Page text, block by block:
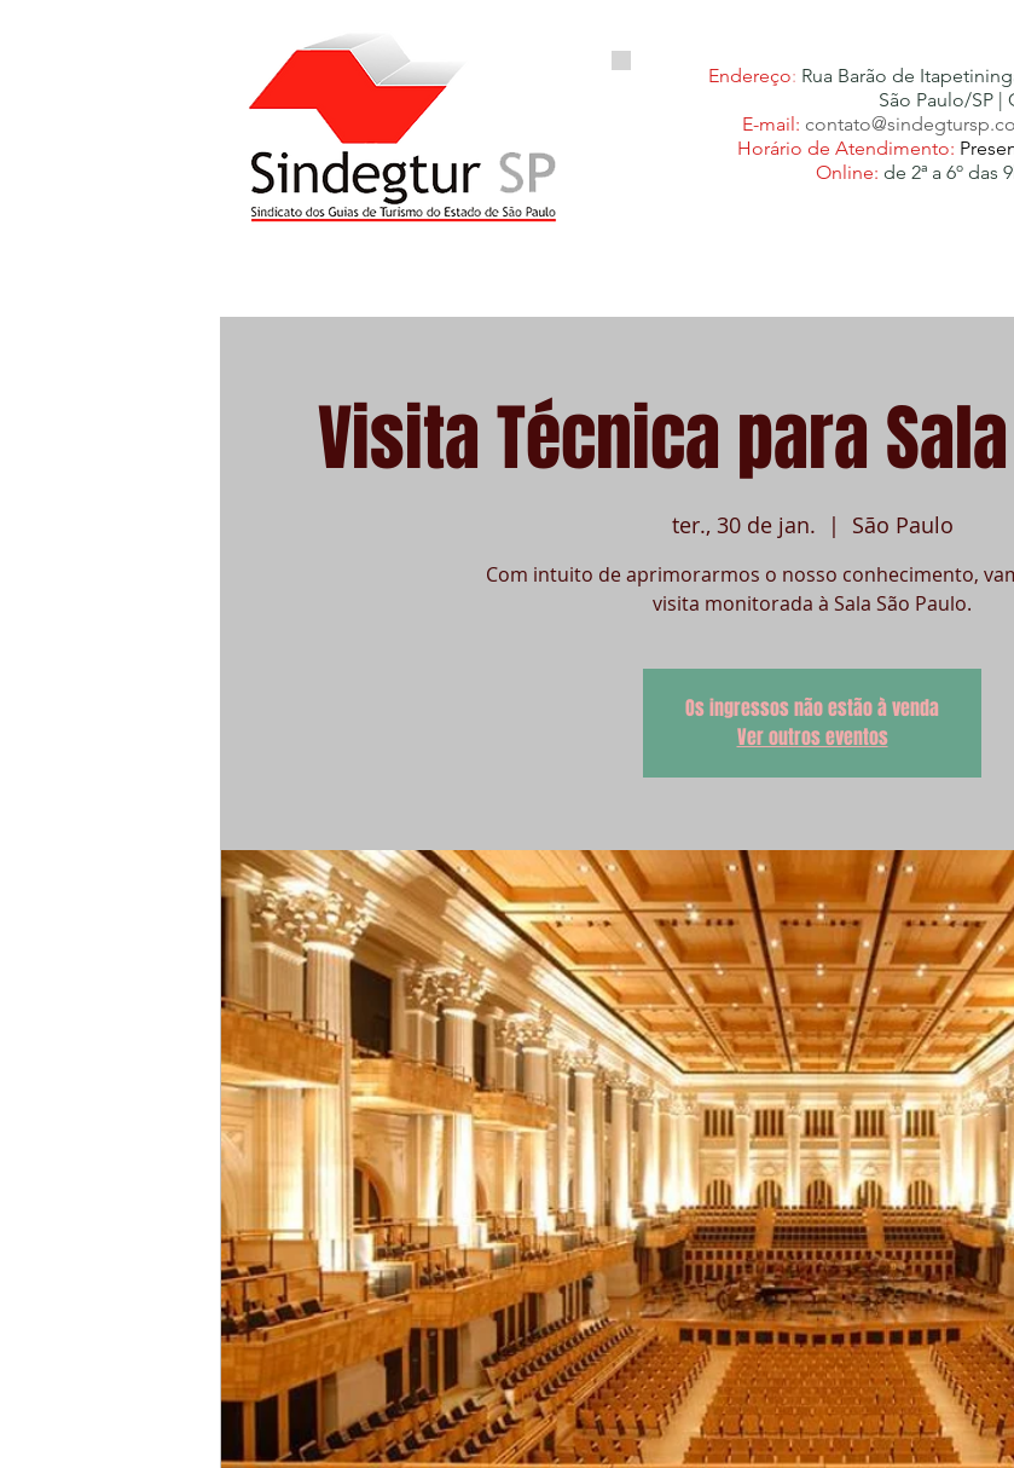
Endereço: Rua Barão de
São Paulo/SP |
E-mail:
Horário de Atendimento:
Online: de 2ª a 6º das
Visita Técnica para
ter., 30 de jan.
  |
São Paulo
Com intuito de aprimorarmos o nosso conhecimento,
visita monitorada à Sala São Paulo.
Os ingressos não estão à venda
Ver outros eventos